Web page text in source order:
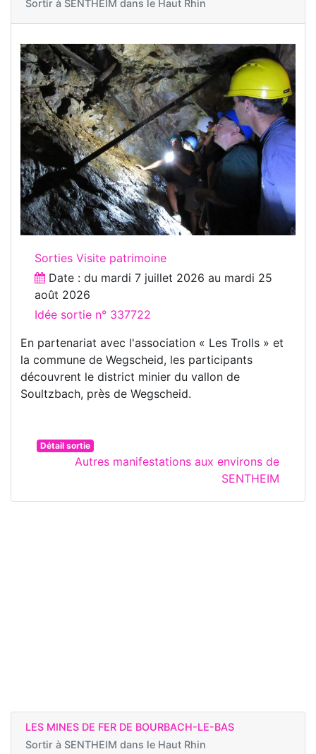
Sortir à SENTHEIM dans le Haut Rhin
Sorties Visite patrimoine
Date : du mardi 7 juillet 2026 au mardi 25
août 2026
Idée sortie n° 337722
En partenariat avec l'association « Les Trolls » et
la commune de Wegscheid, les participants
découvrent le district minier du vallon de
Soultzbach, près de Wegscheid.
Détail sortie
Autres manifestations aux environs de
SENTHEIM
LES MINES DE FER DE BOURBACH-LE-BAS
Sortir à SENTHEIM dans le Haut Rhin